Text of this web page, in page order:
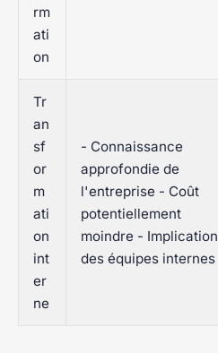
rm
ati
on
Tr
an
sf
or
m
ati
on
int
er
ne
- Connaissance
approfondie de
l'entreprise - Coût
potentiellement
moindre - Implication
des équipes internes